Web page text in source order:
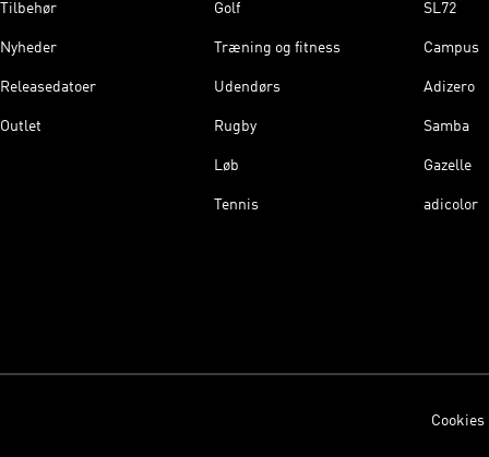
Tilbehør
Nyheder
Releasedatoer
Outlet
Golf
Træning og fitness
Udendørs
Rugby
Løb
Tennis
SL72
Campus
Adizero
Samba
Gazelle
adicolor
Cookies